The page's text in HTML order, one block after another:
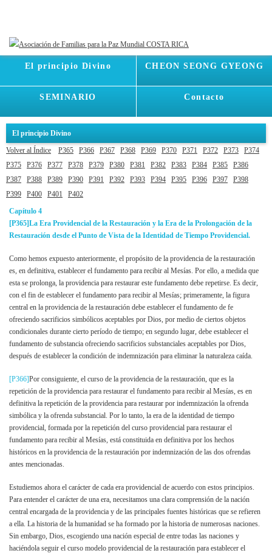
El principio Divino CHEON SEONG GYEONG
SEMINARIO Contacto
El principio Divino
Volver al Índice
P365 P366 P367 P368 P369 P370 P371 P372 P373
P374
P375
P376 P377 P378 P379 P380 P381 P382 P383 P384 P385
P386
P387
P388 P389 P390 P391 P392 P393 P394 P395 P396 P397
P398
P399
P400 P401
P402
Capítulo 4
[P365]La Era Providencial de la Restauración y la Era de la Prolongación de la
Restauración desde el Punto de Vista de la Identidad de Tiempo Providencial.
Como hemos expuesto anteriormente, el propósito de la providencia de la restauración
es, en definitiva, establecer el fundamento para recibir al Mesías. Por ello, a medida que
esta se prolonga, la providencia para restaurar este fundamento debe repetirse. Es decir,
con el fin de establecer el fundamento para recibir al Mesías; primeramente, la figura
central en la providencia de la restauración debe establecer el fundamento de fe
ofreciendo sacrificios simbólicos aceptables por Dios, por medio de ciertos objetos
condicionales durante cierto período de tiempo; en segundo lugar, debe establecer el
fundamento de substancia ofreciendo sacrificios substanciales aceptables por Dios,
después de establecer la condición de indemnización para eliminar la naturaleza caída.
[P366]Por consiguiente, el curso de la providencia de la restauración, que es la
repetición de la providencia para restaurar el fundamento para recibir al Mesías, es en
definitiva la repetición de la providencia para restaurar por indemnización la ofrenda
simbólica y la ofrenda substancial. Por lo tanto, la era de la identidad de tiempo
providencial, formada por la repetición del curso providencial para restaurar el
fundamento para recibir al Mesías, está constituida en definitiva por los hechos
históricos en la providencia de la restauración por indemnización de las dos ofrendas
antes mencionadas.
Estudiemos ahora el carácter de cada era providencial de acuerdo con estos principios.
Para entender el carácter de una era, necesitamos una clara comprensión de la nación
central encargada de la providencia y de las principales fuentes históricas que se refieren
a ella. La historia de la humanidad se ha formado por la historia de numerosas naciones.
Sin embargo, Dios, escogiendo una nación especial de entre todas las naciones y
haciéndola seguir el curso modelo providencial de la restauración para establecer el